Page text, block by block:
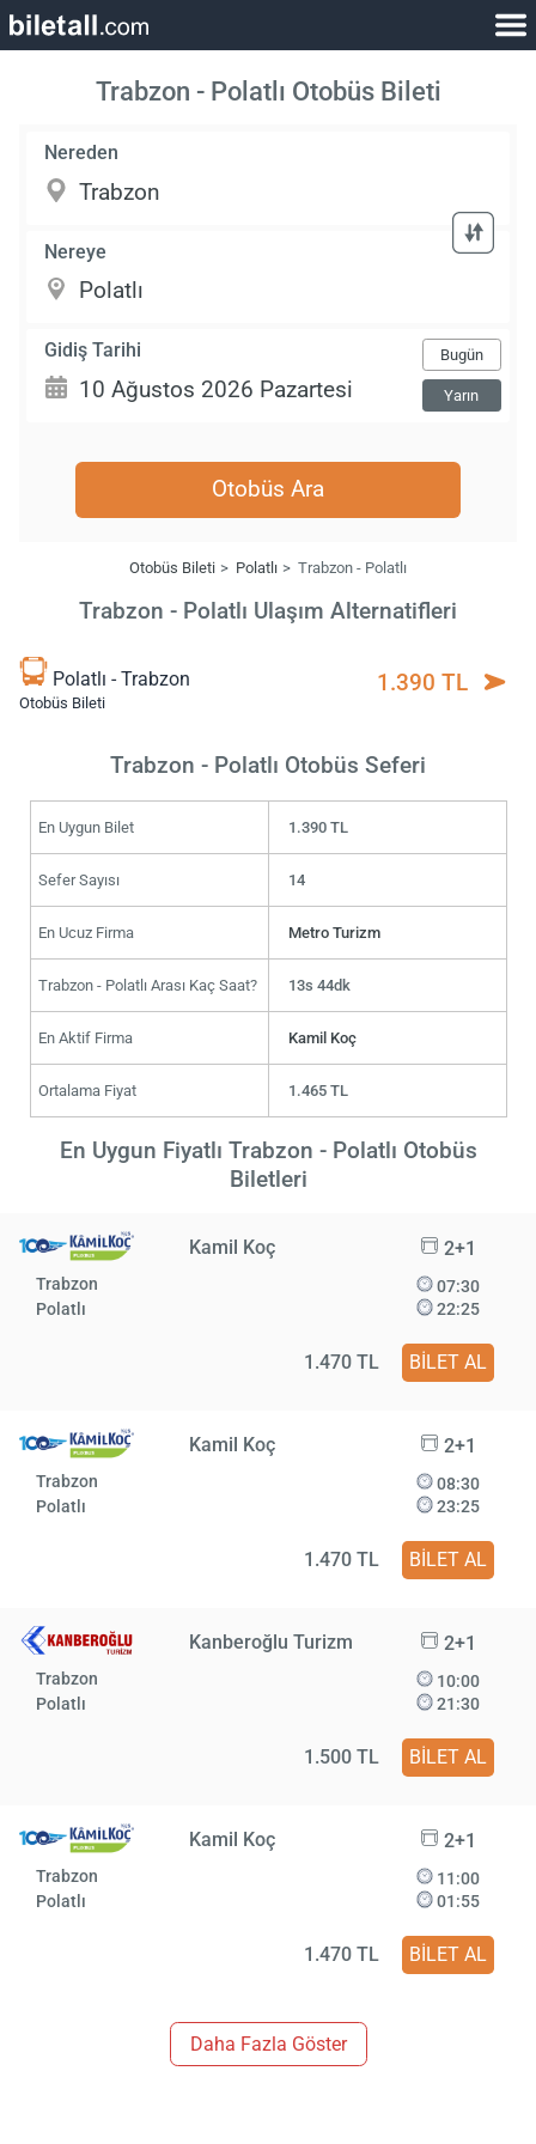
Trabzon - Polatlı Otobüs Bileti
Nereden
Nereye
Gidiş Tarihi Bugün
Yarın
Otobüs Ara
Otobüs Bileti Polatlı Trabzon - Polatlı
Trabzon - Polatlı Ulaşım Alternatifleri
Polatlı - Trabzon
Otobüs Bileti
1.390 TL
Trabzon - Polatlı Otobüs Seferi
En Uygun Bilet 1.390 TL
Sefer Sayısı 14
En Ucuz Firma Metro Turizm
Trabzon - Polatlı Arası Kaç Saat? 13s 44dk
En Aktif Firma Kamil Koç
Ortalama Fiyat 1.465 TL
En Uygun Fiyatlı Trabzon - Polatlı Otobüs
Biletleri
Kamil Koç 2+1
Trabzon
Polatlı
07:30
22:25
1.470 TL BİLET AL
Kamil Koç 2+1
Trabzon
Polatlı
08:30
23:25
1.470 TL BİLET AL
Kanberoğlu Turizm 2+1
Trabzon
Polatlı
10:00
21:30
1.500 TL BİLET AL
Kamil Koç 2+1
Trabzon
Polatlı
11:00
01:55
1.470 TL BİLET AL
Daha Fazla Göster